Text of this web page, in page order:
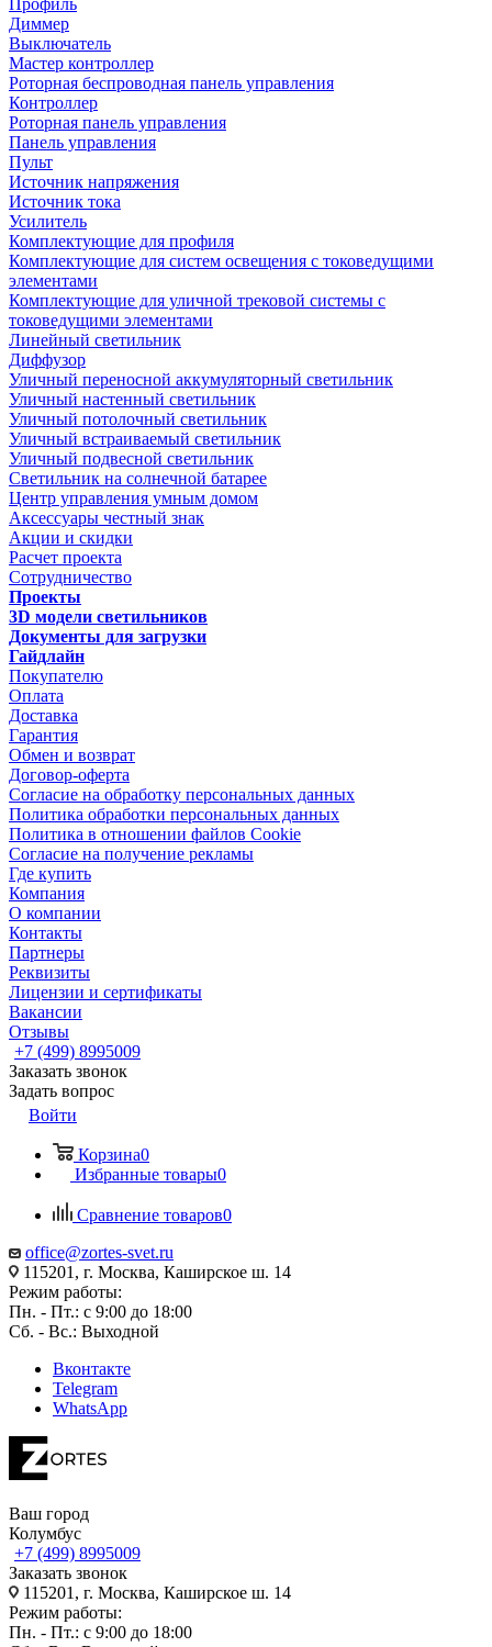
Профиль
Диммер
Выключатель
Мастер контроллер
Роторная беспроводная панель управления
Контроллер
Роторная панель управления
Панель управления
Пульт
Источник напряжения
Источник тока
Усилитель
Комплектующие для профиля
Комплектующие для систем освещения с токоведущими
элементами
Комплектующие для уличной трековой системы с
токоведущими элементами
Линейный светильник
Диффузор
Уличный переносной аккумуляторный светильник
Уличный настенный светильник
Уличный потолочный светильник
Уличный встраиваемый светильник
Уличный подвесной светильник
Светильник на солнечной батарее
Центр управления умным домом
Аксессуары честный знак
Акции и скидки
Расчет проекта
Сотрудничество
Проекты
3D модели светильников
Документы для загрузки
Гайдлайн
Покупателю
Оплата
Доставка
Гарантия
Обмен и возврат
Договор-оферта
Согласие на обработку персональных данных
Политика обработки персональных данных
Политика в отношении файлов Cookie
Согласие на получение рекламы
Где купить
Компания
О компании
Контакты
Партнеры
Реквизиты
Лицензии и сертификаты
Вакансии
Отзывы
+7 (499) 8995009
Заказать звонок
Задать вопрос
Войти
Корзина0
Избранные товары0
Сравнение товаров0
office@zortes-svet.ru
115201, г. Москва, Каширское ш. 14
Режим работы:
Пн. - Пт.: с 9:00 до 18:00
Сб. - Вс.: Выходной
Вконтакте
Telegram
WhatsApp
Ваш город
Колумбус
+7 (499) 8995009
Заказать звонок
115201, г. Москва, Каширское ш. 14
Режим работы:
Пн. - Пт.: с 9:00 до 18:00